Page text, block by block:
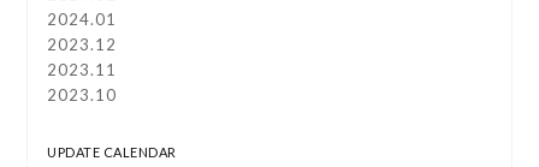
2024.01
2023.12
2023.11
2023.10
UPDATE CALENDAR